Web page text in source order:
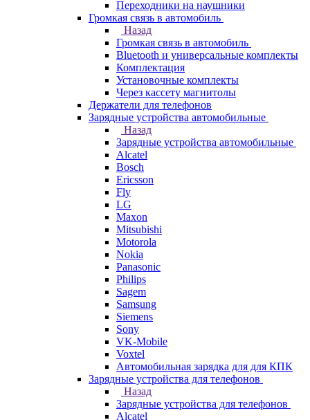
Переходники на наушники
Громкая связь в автомобиль
Назад
Громкая связь в автомобиль
Bluetooth и универсальные комплекты
Комплектация
Установочные комплекты
Через кассету магнитолы
Держатели для телефонов
Зарядные устройства автомобильные
Назад
Зарядные устройства автомобильные
Alcatel
Bosch
Ericsson
Fly
LG
Maxon
Mitsubishi
Motorola
Nokia
Panasonic
Philips
Sagem
Samsung
Siemens
Sony
VK-Mobile
Voxtel
Автомобильная зарядка для для КПК
Зарядные устройства для телефонов
Назад
Зарядные устройства для телефонов
Alcatel